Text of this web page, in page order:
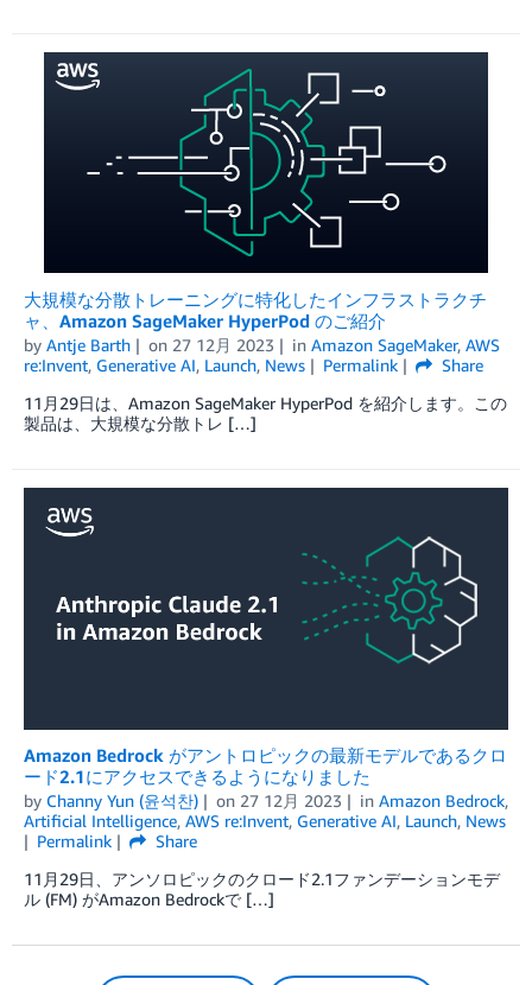
大規模な分散トレーニングに特化したインフラストラクチ
ャ、Amazon SageMaker HyperPod のご紹介
by Antje Barth on 27 12月 2023 in Amazon SageMaker, AWS
re:Invent, Generative AI, Launch, News Permalink
Share
11月29日は、Amazon SageMaker HyperPod を紹介します。この
製品は、大規模な分散トレ […]
Amazon Bedrock がアントロピックの最新モデルであるクロ
ード2.1にアクセスできるようになりました
by Channy Yun (윤석찬) on 27 12月 2023 in Amazon Bedrock,
Artificial Intelligence, AWS re:Invent, Generative AI, Launch, News
Permalink
Share
11月29日、アンソロピックのクロード2.1ファンデーションモデ
ル (FM) がAmazon Bedrockで […]